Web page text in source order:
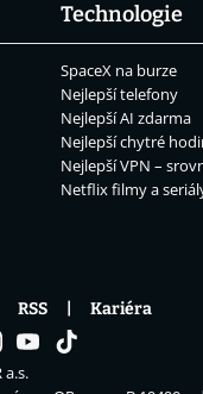
Technologie
SpaceX na burze
Nejlepší telefony
Nejlepší AI zdarma
Nejlepší chytré
Nejlepší VPN –
Netflix filmy a
RSS Kariéra
a.s.